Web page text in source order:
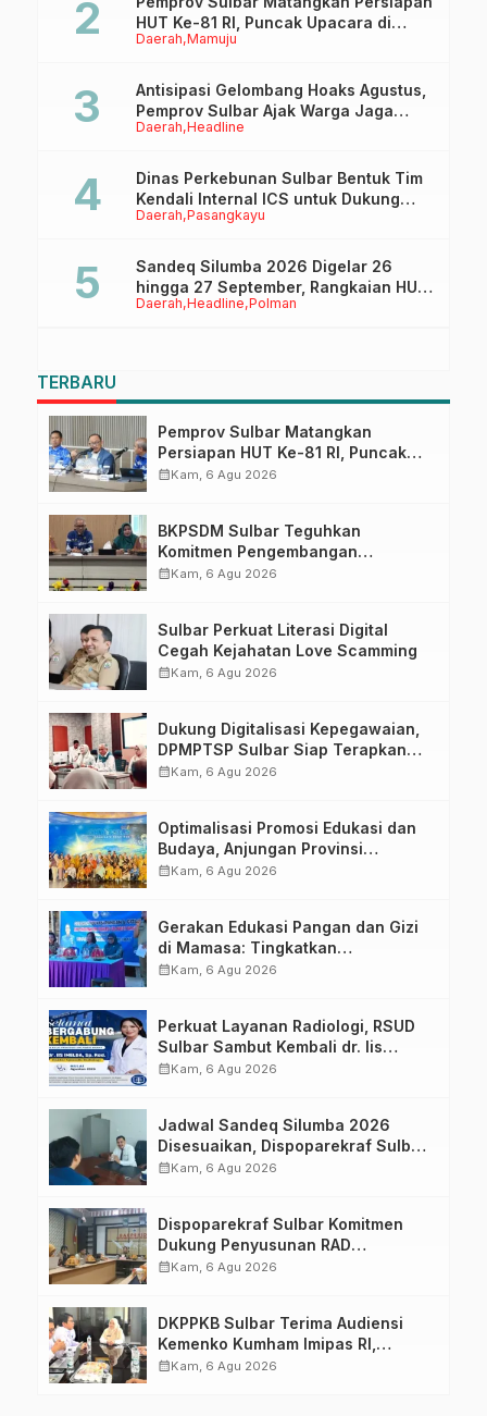
Daerah Mamuju
HUT Ke-81 RI, Puncak Upacara di
Lapangan Ahmad Kirang
Daerah Headline
Antisipasi Gelombang Hoaks Agustus,
Pemprov Sulbar Ajak Warga Jaga
Ruang Digital
Daerah Pasangkayu
Dinas Perkebunan Sulbar Bentuk Tim
Kendali Internal ICS untuk Dukung
Sertifikasi ISPO Pekebun di
Daerah Headline Polman
Sandeq Silumba 2026 Digelar 26
hingga 27 September, Rangkaian HUT
Sulbar
TERBARU
Pemprov Sulbar Matangkan
Persiapan HUT Ke-81 RI, Puncak
Upacara di Lapangan Ahmad
calendar_monthKam, 6 Agu 2026
BKPSDM Sulbar Teguhkan
Komitmen Pengembangan
Kompetensi ASN melalui
calendar_monthKam, 6 Agu 2026
Sulbar Perkuat Literasi Digital
Cegah Kejahatan Love Scamming
calendar_monthKam, 6 Agu 2026
Dukung Digitalisasi Kepegawaian,
DPMPTSP Sulbar Siap Terapkan
Aplikasi FLEKSI ASN
calendar_monthKam, 6 Agu 2026
Optimalisasi Promosi Edukasi dan
Budaya, Anjungan Provinsi
Sulawesi Barat Perkuat Kolaborasi
calendar_monthKam, 6 Agu 2026
Gerakan Edukasi Pangan dan Gizi
di Mamasa: Tingkatkan
Pengetahuan dan Keterampilan
calendar_monthKam, 6 Agu 2026
Perkuat Layanan Radiologi, RSUD
Sulbar Sambut Kembali dr. Iis
Imelda, Sp.Rad
calendar_monthKam, 6 Agu 2026
Jadwal Sandeq Silumba 2026
Disesuaikan, Dispoparekraf Sulbar
Pastikan Persiapan Tetap
calendar_monthKam, 6 Agu 2026
Dispoparekraf Sulbar Komitmen
Dukung Penyusunan RAD
TPB/SDGs Sulawesi Barat
calendar_monthKam, 6 Agu 2026
DKPPKB Sulbar Terima Audiensi
Kemenko Kumham Imipas RI,
Perkuat Pelayanan Kesehatan bagi
calendar_monthKam, 6 Agu 2026